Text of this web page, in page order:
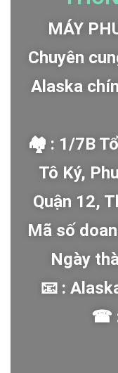
MÁY
Chuyên
Alaska
🏘 : 1/7B
Tô Ký,
Quận 12,
Mã số
Ngày
📧 :
☎ :